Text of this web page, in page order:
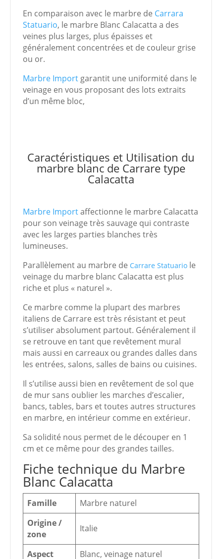
En comparaison avec le marbre de Carrara
Statuario, le marbre Blanc Calacatta a des
veines plus larges, plus épaisses et
généralement concentrées et de couleur grise
ou or.
Marbre Import garantit une uniformité dans le
veinage en vous proposant des lots extraits
d’un même bloc,
Caractéristiques et Utilisation du
marbre blanc de Carrare type
Calacatta
Marbre Importaffectionne le marbre Calacatta
pour son veinage très sauvage qui contraste
avec les larges parties blanches très
lumineuses.
Parallèlement au marbre de Carrare Statuario le
veinage du marbre blanc Calacatta est plus
riche et plus « naturel ».
Ce marbre comme la plupart des marbres
italiens de Carrare est très résistant et peut
s’utiliser absolument partout. Généralement il
se retrouve en tant que revêtement mural
mais aussi en carreaux ou grandes dalles dans
les entrées, salons, salles de bains ou cuisines.
Il s’utilise aussi bien en revêtement de sol que
de mur sans oublier les marches d’escalier,
bancs, tables, bars et toutes autres structures
en marbre, en intérieur comme en extérieur.
Sa solidité nous permet de le découper en 1
cm et ce même pour des grandes tailles.
Fiche technique du Marbre
Blanc Calacatta
Famille
Marbre naturel
Origine /
zone
Italie
Aspect Blanc, veinage naturel